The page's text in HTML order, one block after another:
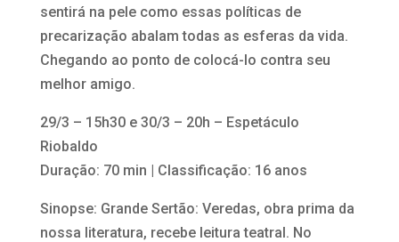
sentirá na pele como essas políticas de
precarização abalam todas as esferas da vida.
Chegando ao ponto de colocá-lo contra seu
melhor amigo.
29/3 – 15h30 e 30/3 – 20h – Espetáculo
Riobaldo
Duração: 70 min | Classificação: 16 anos
Sinopse: Grande Sertão: Veredas, obra prima da
nossa literatura, recebe leitura teatral. No